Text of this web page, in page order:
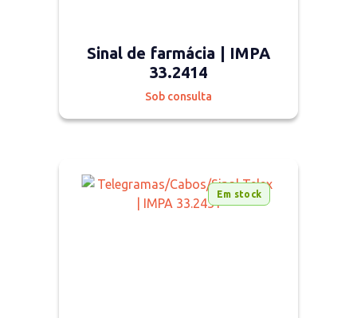
Sinal de farmácia | IMPA
33.2414
Sob consulta
Em stock